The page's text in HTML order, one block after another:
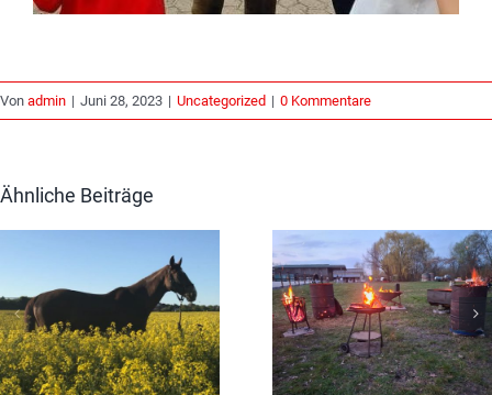
Von admin | Juni 28, 2023 | Uncategorized | 0 Kommentare
Ähnliche Beiträge
Sommerfest
2026
Osterfeuer